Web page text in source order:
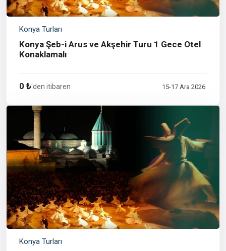
Konya Turları
Konya Şeb-i Arus ve Akşehir Turu 1 Gece Otel
Konaklamalı
0 ₺'den itibaren 15-17 Ara 2026
Konya Turları